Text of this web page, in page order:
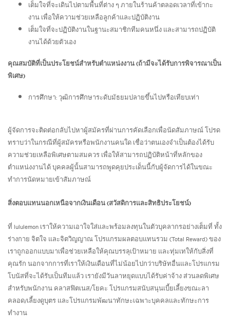
เต็มใจที่จะเดินไปตามพื้นที่ต่าง ๆ ภายในร้านค้าตลอดเวลาที่เข้ากะ
งาน เพื่อให้ความช่วยเหลือลูกค้าและปฏิบัติงาน
เต็มใจที่จะปฏิบัติงานในฐานะสมาชิกทีมคนหนึ่ง และสามารถปฏิบัติ
งานได้ด้วยตัวเอง
คุณสมบัติที่เป็นประโยชน์สำหรับตำแหน่งงาน (ถ้ามีจะได้รับการพิจารณาเป็น
พิเศษ)
การศึกษา: วุฒิการศึกษาระดับมัธยมปลายขึ้นไปหรือเทียบเท่า
ผู้จัดการจะติดต่อกลับไปหาผู้สมัครที่ผ่านการคัดเลือกเพื่อนัดสัมภาษณ์ โปรด
ทราบว่าในกรณีที่ผู้สมัครหรือพนักงานคนใด เชื่อว่าตนเองจำเป็นต้องได้รับ
ความช่วยเหลือพิเศษตามสมควร เพื่อให้สามารถปฏิบัติหน้าที่หลักของ
ตำแหน่งงานได้ บุคคลผู้นั้นสามารถพูดคุยประเด็นนี้กับผู้จัดการได้ในขณะ
ทำการนัดหมายเข้าสัมภาษณ์
สิ่งตอบแทนนอกเหนือจากเงินเดือน (สวัสดิการและสิทธิประโยชน์)
ที่ lululemon เราให้ความเอาใจใส่และพร้อมลงทุนในตัวบุคลากรอย่างเต็มที่ ทั้ง
ร่างกาย จิตใจ และจิตวิญญาณ โปรแกรมผลตอบแทนรวม (Total Reward) ของ
เราถูกออกแบบมาเพื่อช่วยเหลือให้คุณบรรลุเป้าหมาย และทุ่มเทให้กับสิ่งที่
คุณรัก นอกจากการที่เราให้เงินเดือนที่ไม่น้อยไปกว่าบริษัทอื่นและโปรแกรม
โบนัสที่จะได้รับเป็นทีมแล้ว เรายังมีวันลาหยุดแบบได้รับค่าจ้าง ส่วนลดพิเศษ
สำหรับพนักงาน คลาสฟิตเนส/โยคะ โปรแกรมสนับสนุนเบี้ยเลี้ยงขณะลา
คลอด/เลี้ยงดูบุตร และโปรแกรมพัฒนาทักษะเฉพาะบุคคลและทักษะการ
ทำงาน